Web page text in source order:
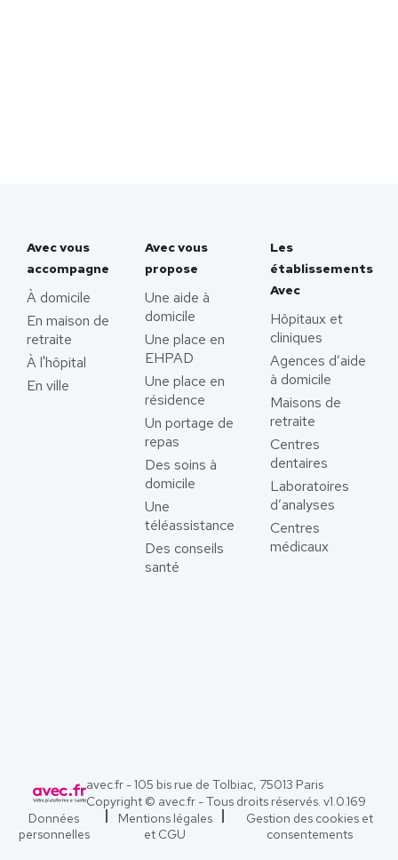
Avec vous
accompagne
À domicile
En maison de
retraite
À l'hôpital
En ville
Avec vous
propose
Une aide à
domicile
Une place en
EHPAD
Une place en
résidence
Un portage de
repas
Des soins à
domicile
Une
téléassistance
Des conseils
santé
Les
établissements
Avec
Hôpitaux et
cliniques
Agences d’aide
à domicile
Maisons de
retraite
Centres
dentaires
Laboratoires
d’analyses
Centres
médicaux
avec.fr - 105 bis rue de Tolbiac, 75013 Paris
Copyright © avec.fr - Tous droits réservés. v1.0.169
Données
personnelles
Mentions légales
et CGU
Gestion des cookies et
consentements